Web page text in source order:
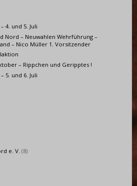
4. und 5. Juli
Nord – Neuwahlen Wehrführung –
– Nico Müller 1. Vorsitzender
– Rippchen und Geripptes !
5. und 6. Juli
e. V. (8)